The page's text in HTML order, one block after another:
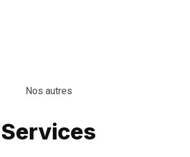
Nos autres
Services